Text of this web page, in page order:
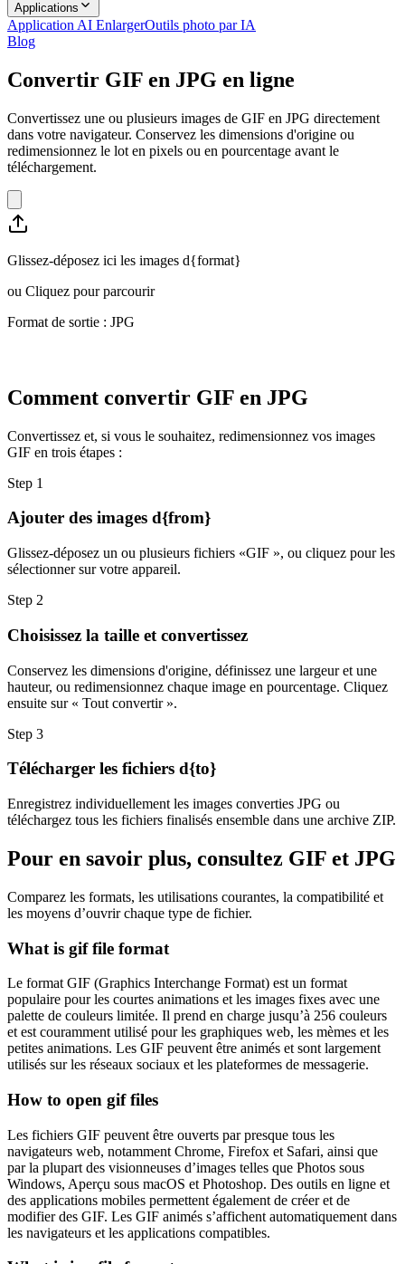
Applications
Application AI EnlargerOutils photo par IA
Blog
Convertir GIF en JPG en ligne
Convertissez une ou plusieurs images de GIF en JPG directement
dans votre navigateur. Conservez les dimensions d'origine ou
redimensionnez le lot en pixels ou en pourcentage avant le
téléchargement.
Glissez-déposez ici les images d{format}
ou Cliquez pour parcourir
Format de sortie : JPG
Comment convertir GIF en JPG
Convertissez et, si vous le souhaitez, redimensionnez vos images
GIF en trois étapes :
Step 1
Ajouter des images d{from}
Glissez-déposez un ou plusieurs fichiers «GIF », ou cliquez pour les
sélectionner sur votre appareil.
Step 2
Choisissez la taille et convertissez
Conservez les dimensions d'origine, définissez une largeur et une
hauteur, ou redimensionnez chaque image en pourcentage. Cliquez
ensuite sur « Tout convertir ».
Step 3
Télécharger les fichiers d{to}
Enregistrez individuellement les images converties JPG ou
téléchargez tous les fichiers finalisés ensemble dans une archive ZIP.
Pour en savoir plus, consultez GIF et JPG
Comparez les formats, les utilisations courantes, la compatibilité et
les moyens d’ouvrir chaque type de fichier.
What is gif file format
Le format GIF (Graphics Interchange Format) est un format
populaire pour les courtes animations et les images fixes avec une
palette de couleurs limitée. Il prend en charge jusqu’à 256 couleurs
et est couramment utilisé pour les graphiques web, les mèmes et les
petites animations. Les GIF peuvent être animés et sont largement
utilisés sur les réseaux sociaux et les plateformes de messagerie.
How to open gif files
Les fichiers GIF peuvent être ouverts par presque tous les
navigateurs web, notamment Chrome, Firefox et Safari, ainsi que
par la plupart des visionneuses d’images telles que Photos sous
Windows, Aperçu sous macOS et Photoshop. Des outils en ligne et
des applications mobiles permettent également de créer et de
modifier des GIF. Les GIF animés s’affichent automatiquement dans
les navigateurs et les applications compatibles.